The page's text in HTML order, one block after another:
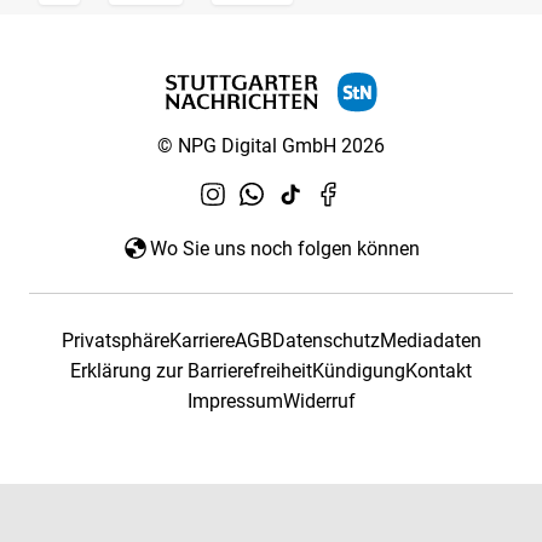
© NPG Digital GmbH 2026
Wo Sie uns noch folgen können
PrivatsphäreKarriereAGBDatenschutzMediadaten
Erklärung zur BarrierefreiheitKündigungKontakt
ImpressumWiderruf